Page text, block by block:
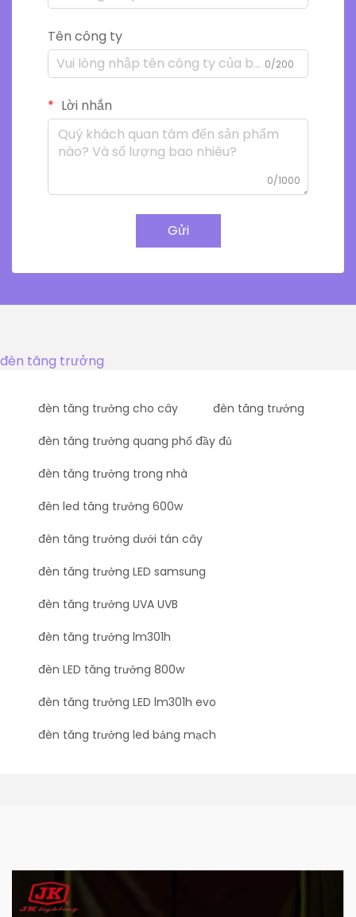
Tên công ty
0/200
Lời nhắn
0/1000
Gửi
đèn tăng trưởng
đèn tăng trưởng cho cây đèn tăng trưởng
đèn tăng trưởng quang phổ đầy đủ
đèn tăng trưởng trong nhà
đèn led tăng trưởng 600w
đèn tăng trưởng dưới tán cây
đèn tăng trưởng LED samsung
đèn tăng trưởng UVA UVB
đèn tăng trưởng lm301h
đèn LED tăng trưởng 800w
đèn tăng trưởng LED lm301h evo
đèn tăng trưởng led bảng mạch